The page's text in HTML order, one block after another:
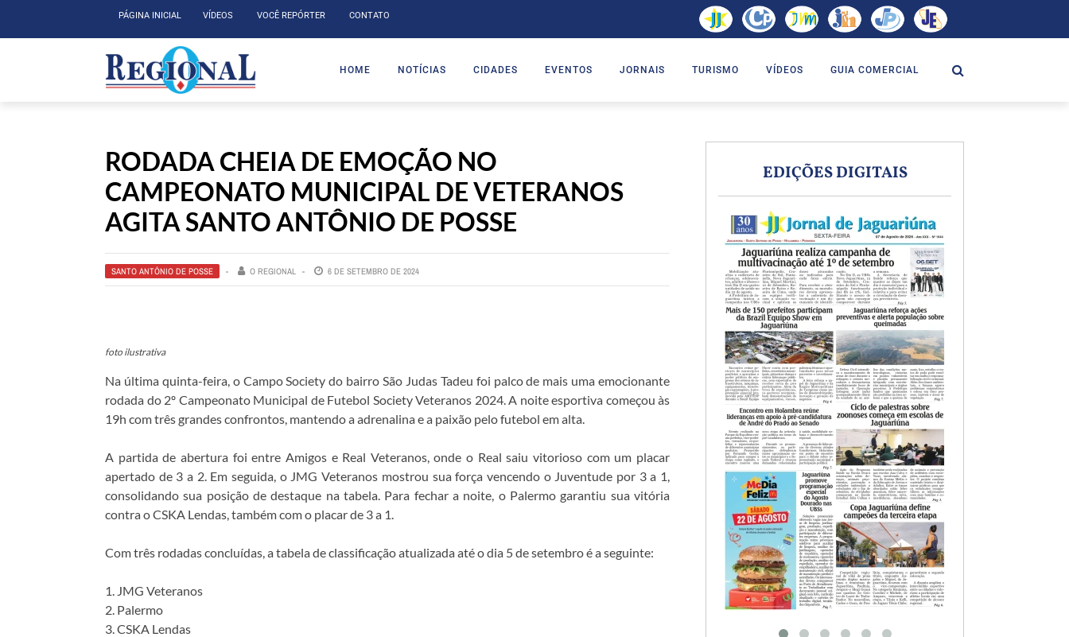
PÁGINA INICIAL VÍDEOS VOCÊ REPÓRTER CONTATO
HOME NOTÍCIAS CIDADES EVENTOS JORNAIS TURISMO VÍDEOS GUIA COMERCIAL
RODADA CHEIA DE EMOÇÃO NO
CAMPEONATO MUNICIPAL DE VETERANOS
AGITA SANTO ANTÔNIO DE POSSE
SANTO ANTÔNIO DE POSSE O REGIONAL 6 DE SETEMBRO DE 2024
foto ilustrativa
Na última quinta-feira, o Campo Society do bairro São Judas Tadeu foi palco de mais uma emocionante
rodada do 2º Campeonato Municipal de Futebol Society Veteranos 2024. A noite esportiva começou às
19h com três grandes confrontos, mantendo a adrenalina e a paixão pelo futebol em alta.
A partida de abertura foi entre Amigos e Real Veteranos, onde o Real saiu vitorioso com um placar
apertado de 3 a 2. Em seguida, o JMG Veteranos mostrou sua força vencendo o Juventude por 3 a 1,
consolidando sua posição de destaque na tabela. Para fechar a noite, o Palermo garantiu sua vitória
contra o CSKA Lendas, também com o placar de 3 a 1.
Com três rodadas concluídas, a tabela de classificação atualizada até o dia 5 de setembro é a seguinte:
1. JMG Veteranos
2. Palermo
3. CSKA Lendas
EDIÇÕES DIGITAIS